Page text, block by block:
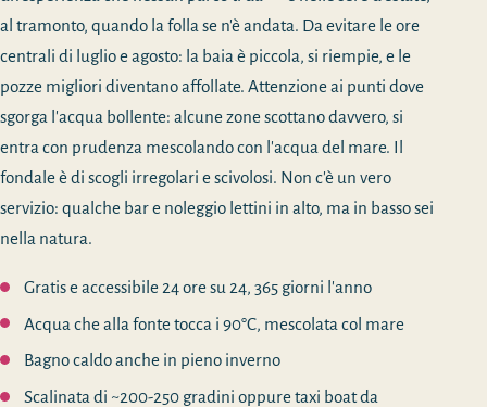
al tramonto, quando la folla se n'è andata. Da evitare le ore
centrali di luglio e agosto: la baia è piccola, si riempie, e le
pozze migliori diventano affollate. Attenzione ai punti dove
sgorga l'acqua bollente: alcune zone scottano davvero, si
entra con prudenza mescolando con l'acqua del mare. Il
fondale è di scogli irregolari e scivolosi. Non c'è un vero
servizio: qualche bar e noleggio lettini in alto, ma in basso sei
nella natura.
Gratis e accessibile 24 ore su 24, 365 giorni l'anno
Acqua che alla fonte tocca i 90°C, mescolata col mare
Bagno caldo anche in pieno inverno
Scalinata di ~200-250 gradini oppure taxi boat da